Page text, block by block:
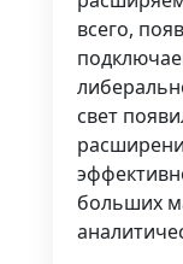
всего,
свет
больших